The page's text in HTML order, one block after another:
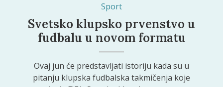
Sport
Svetsko klupsko prvenstvo u
fudbalu u novom formatu
Ovaj jun će predstavljati istoriju kada su u
pitanju klupska fudbalska takmičenja koje